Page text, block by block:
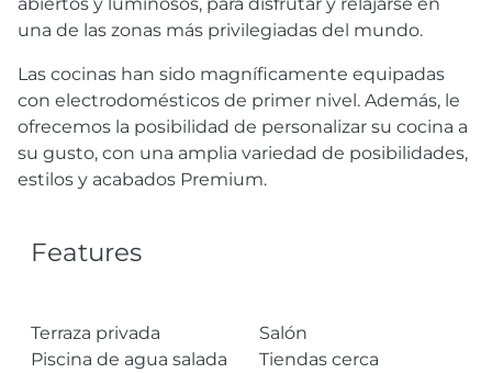
una de las zonas más privilegiadas del mundo.
Las cocinas han sido magníficamente equipadas
con electrodomésticos de primer nivel. Además, le
ofrecemos la posibilidad de personalizar su cocina a
su gusto, con una amplia variedad de posibilidades,
estilos y acabados Premium.
Features
Terraza privada
Salón
Piscina de agua salada
Tiendas cerca